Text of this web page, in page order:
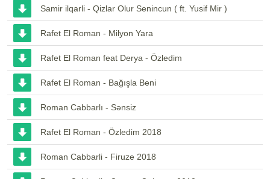
Samir ilqarli - Qizlar Olur Senincun ( ft. Yusif Mir )
Rafet El Roman - Milyon Yara
Rafet El Roman feat Derya - Özledim
Rafet El Roman - Bağışla Beni
Roman Cabbarlı - Sənsiz
Rafet El Roman - Özledim 2018
Roman Cabbarli - Firuze 2018